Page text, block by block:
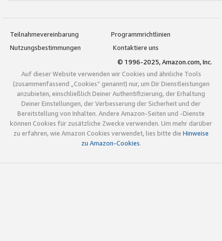
Teilnahmevereinbarung
Programmrichtlinien
Nutzungsbestimmungen
Kontaktiere uns
© 1996-2025, Amazon.com, Inc.
Auf dieser Website verwenden wir Cookies und ähnliche Tools
(zusammenfassend „Cookies“ genannt) nur, um Dir Dienstleistungen
anzubieten, einschließlich Deiner Authentifizierung, der Erhaltung
Deiner Einstellungen, der Verbesserung der Sicherheit und der
Bereitstellung von Inhalten. Andere Amazon-Seiten und -Dienste
können Cookies für zusätzliche Zwecke verwenden. Um mehr darüber
zu erfahren, wie Amazon Cookies verwendet, lies bitte die Hinweise
zu Amazon-Cookies.